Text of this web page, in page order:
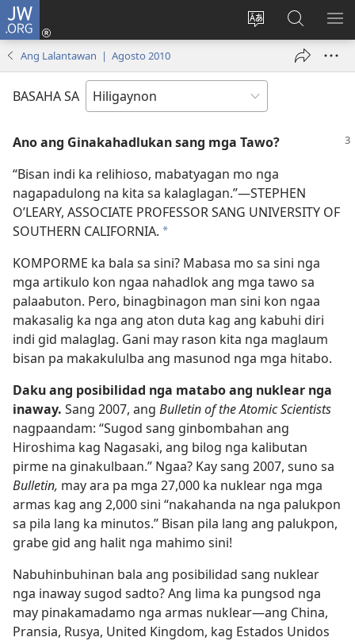
JW.ORG
Islan
lenguahe
sang
site
Mag-
log
new
Mangita
sa
JW.ORG
Ang Lalantawan | Agosto 2010
BASAHA SA
Ano ang Ginakahadlukan sang mga Tawo?
“Bisan indi ka relihioso, mabatyagan mo nga
nagapadulong na kita sa kalaglagan.”—STEPHEN
O’LEARY, ASSOCIATE PROFESSOR SANG UNIVERSITY OF
SOUTHERN CALIFORNIA. *
KOMPORME ka bala sa sini? Mabasa mo sa sini nga
mga artikulo kon ngaa nahadlok ang mga tawo sa
palaabuton. Pero, binagbinagon man sini kon ngaa
makasalig ka nga ang aton duta kag ang kabuhi diri
indi gid malaglag. Gani may rason kita nga maglaum
bisan pa makakululba ang masunod nga mga hitabo.
Daku ang posibilidad nga matabo ang nuklear nga
inaway. Sang 2007, ang Bulletin of the Atomic Scientists
nagpaandam: “Sugod sang ginbombahan ang
Hiroshima kag Nagasaki, ang bilog nga kalibutan
pirme na ginakulbaan.” Ngaa? Kay sang 2007, suno sa
Bulletin, may ara pa mga 27,000 ka nuklear nga mga
armas kag ang 2,000 sini “nakahanda na nga palukpon
sa pila lang ka minutos.” Bisan pila lang ang palukpon,
grabe gid ang halit nga mahimo sini!
Nabuhinbuhinan bala ang posibilidad sang nuklear
nga inaway sugod sadto? Ang lima ka pungsod nga
may pinakamadamo nga armas nuklear—ang China,
Pransia, Rusya, United Kingdom, kag Estados Unidos